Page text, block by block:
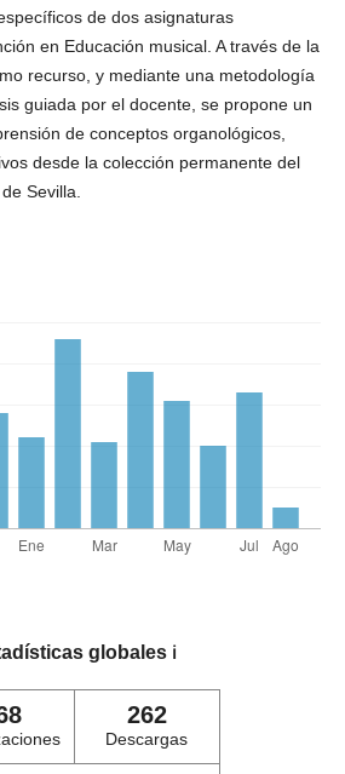
de dos asignaturas
en Educación musical. A través de la
recurso, y mediante una metodología
guiada por el docente, se propone un
de conceptos organológicos,
desde la colección permanente del
Sevilla.
globales ℹ️
262
Descargas